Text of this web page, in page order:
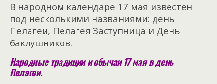
В народном календаре 17 мая известен
под несколькими названиями: день
Пелагеи, Пелагея Заступница и День
баклушников.
Народные традиции и обычаи 17 мая в день
Пелагеи.